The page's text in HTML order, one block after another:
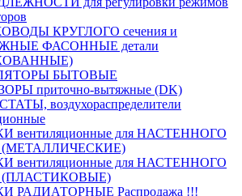
КРУГЛОГО сечения и
ФАСОННЫЕ детали
БЫТОВЫЕ
приточно-вытяжные (DK)
воздухораспределители
вентиляционные для НАСТЕННОГО
(МЕТАЛЛИЧЕСКИЕ)
вентиляционные для НАСТЕННОГО
(ПЛАСТИКОВЫЕ)
РАДИАТОРНЫЕ Распродажа !!!